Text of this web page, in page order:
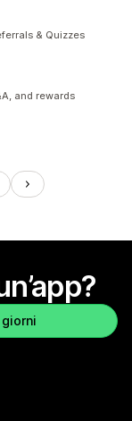
& Quizzes
and rewards